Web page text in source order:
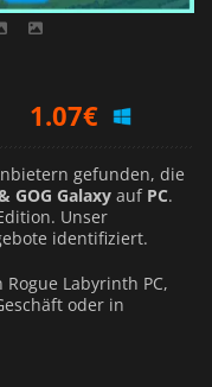
1.07€
6.99€
gefunden, die
GOG Galaxy auf PC.
Unser
identifiziert.
Labyrinth PC,
oder in